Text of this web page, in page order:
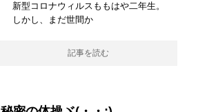
新型コロナウィルスももはや二年生。
しかし、まだ世間か
記事を読む